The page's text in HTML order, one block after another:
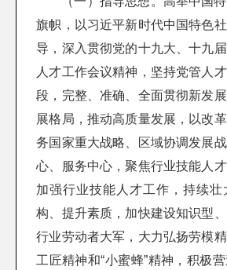
旗帜，以习近平新时代中国特色
导，深入贯彻党的十九大、十九
人才工作会议精神，坚持党管人
段，完整、准确、全面贯彻新发
展格局，推动高质量发展，以改
务国家重大战略、区域协调发展
心、服务中心，聚焦行业技能人
加强行业技能人才工作，持续壮
构、提升素质，加快建设知识型
行业劳动者大军，大力弘扬劳模精
工匠精神和“小蜜蜂”精神，积极